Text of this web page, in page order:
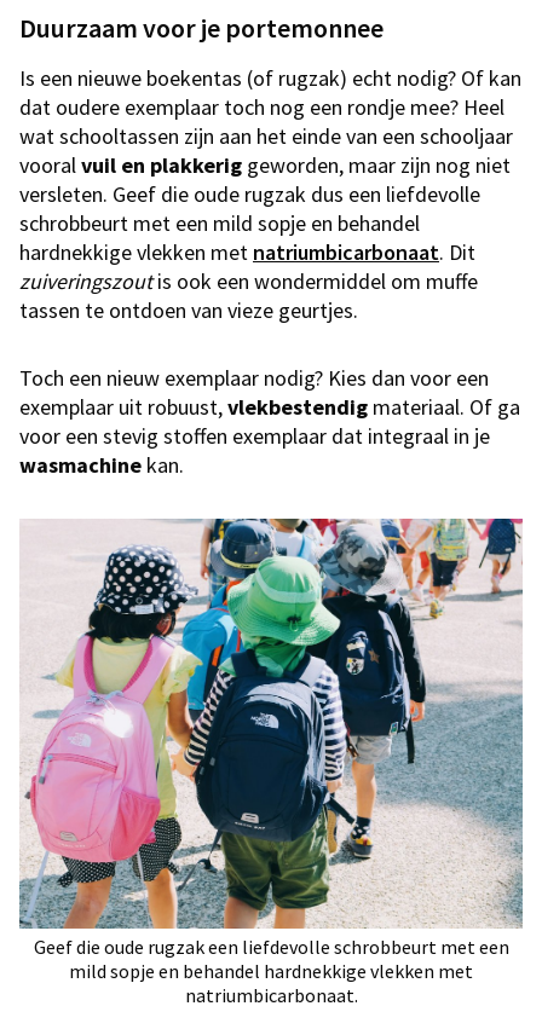
Duurzaam voor je portemonnee
Is een nieuwe boekentas (of rugzak) echt nodig? Of kan
dat oudere exemplaar toch nog een rondje mee? Heel
wat schooltassen zijn aan het einde van een schooljaar
vooralvuil en plakkerig geworden, maar zijn nog niet
versleten. Geef die oude rugzak dus een liefdevolle
schrobbeurt met een mild sopje en behandel
hardnekkige vlekken met natriumbicarbonaat. Dit
zuiveringszoutis ook een wondermiddel om muffe
tassen te ontdoen van vieze geurtjes.
Toch een nieuw exemplaar nodig? Kies dan voor een
exemplaar uit robuust,vlekbestendig materiaal. Of ga
voor een stevig stoffen exemplaar dat integraal in je
wasmachine kan.
Geef die oude rugzak een liefdevolle schrobbeurt met een
mild sopje en behandel hardnekkige vlekken met
natriumbicarbonaat.